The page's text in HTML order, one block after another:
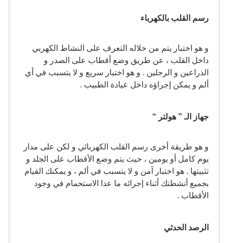
رسم القلب بالكهرباء
و هو اختبار يتم من خلاله التعرف على النشاط الكهربي
داخل القلب ، عن طريق وضع أقطاب على الصدر و
الذراعين و الرجلين . و هو اختبار سريع و لا يتسبب في أي
ألم و يمكن إجراؤه داخل عيادة الطبيب .
جهاز الـ ” هولتر “
و هو طريقة أخرى رسم القلب الكهربائي و لكن على مدار
يوم كامل أو يومين ، حيث يتم وضع الأقطاب على الجلد و
تثبيتها . هو اختبار آمن و لا يتسبب في ألم ، و يمكنك القيام
بجميع أنشطتك أثناء إجرائه ما عدا الاستحمام في وجود
الأقطاب .
الرصد الحدثي